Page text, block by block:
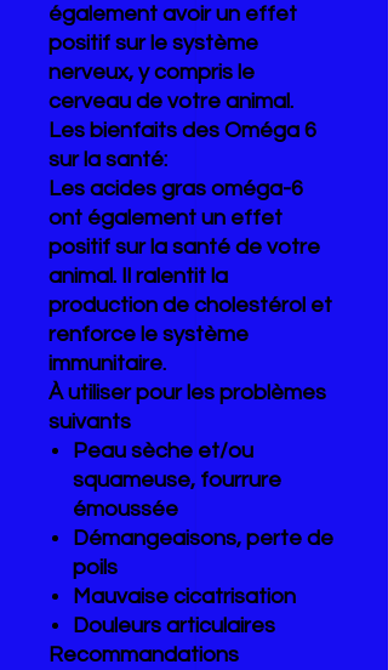
également avoir un effet
positif sur le système
nerveux, y compris le
cerveau de votre animal.
Les bienfaits des Oméga 6
sur la santé:
Les acides gras oméga-6
ont également un effet
positif sur la santé de votre
animal. Il ralentit la
production de cholestérol et
renforce le système
immunitaire.
À utiliser pour les problèmes
suivants
Peau sèche et/ou
squameuse, fourrure
émoussée
Démangeaisons, perte de
poils
Mauvaise cicatrisation
Douleurs articulaires
Recommandations